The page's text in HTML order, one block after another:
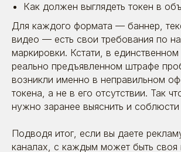
Как должен выглядеть токен в
Для каждого формата — баннер,
видео — есть свои требования по
маркировки. Кстати, в единственном
реально предъявленном штрафе
возникли именно в неправильном
токена, а не в его отсутствии. Так
нужно заранее выяснить и соблюсти
Подводя итог, если вы даете
каналах, с каждым может быть своя